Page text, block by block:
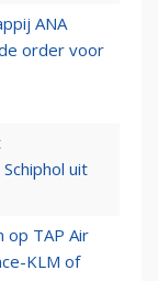
ANA
order voor
uit
op TAP Air
KLM of